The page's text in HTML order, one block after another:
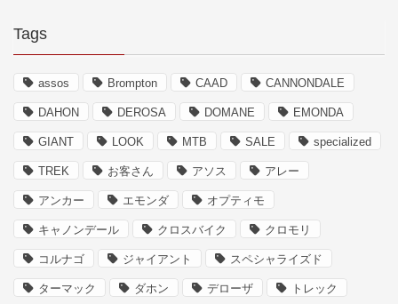
Tags
assos Brompton CAAD CANNONDALE
DAHON DEROSA DOMANE EMONDA
GIANT LOOK MTB SALE specialized
TREK お客さん アソス アレー
アンカー エモンダ オプティモ
キャノンデール クロスバイク クロモリ
コルナゴ ジャイアント スペシャライズド
ターマック ダホン デローザ トレック